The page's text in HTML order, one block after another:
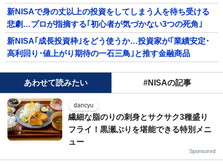
新NISAで身の丈以上の投資をしてしまう人を待ち受ける
悲劇…プロが指摘する｢初心者が気づかない3つの死角｣
新NISA｢成長投資枠｣をどう使うか…投資家が｢業績安定･
高利回り･値上がり期待の一石三鳥｣と推す金融商品
あわせて読みたい #NISAの記事
dancyu
繊細な脂のりの刺身とサクサク3種盛り
フライ！黒瀬ぶりを堪能できる特別メニ
ュー
Sponsored